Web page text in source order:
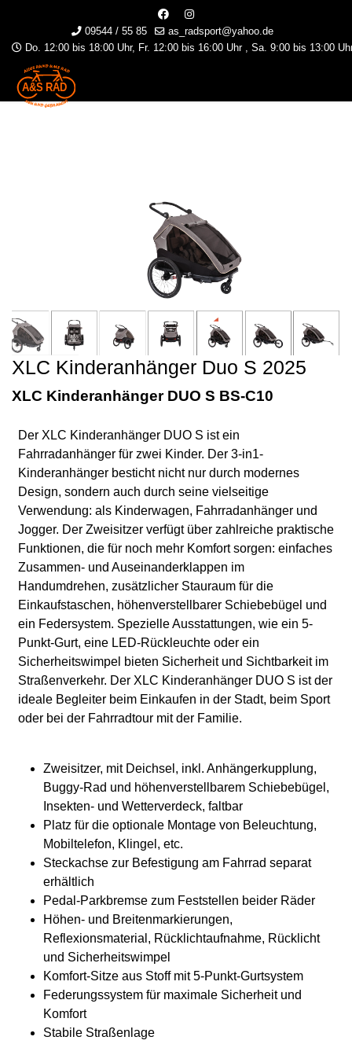
09544 / 55 85
as_radsport@yahoo.de
Do. 12:00 bis 18:00 Uhr, Fr. 12:00 bis 16:00 Uhr , Sa. 9:00 bis 13:00
XLC Kinderanhänger Duo S 2025
XLC Kinderanhänger DUO S BS-C10
Der XLC Kinderanhänger DUO S ist ein
Fahrradanhänger für zwei Kinder. Der 3-in1-
Kinderanhänger besticht nicht nur durch modernes
Design, sondern auch durch seine vielseitige
Verwendung: als Kinderwagen, Fahrradanhänger und
Jogger. Der Zweisitzer verfügt über zahlreiche praktische
Funktionen, die für noch mehr Komfort sorgen: einfaches
Zusammen- und Auseinanderklappen im
Handumdrehen, zusätzlicher Stauraum für die
Einkaufstaschen, höhenverstellbarer Schiebebügel und
ein Federsystem. Spezielle Ausstattungen, wie ein 5-
Punkt-Gurt, eine LED-Rückleuchte oder ein
Sicherheitswimpel bieten Sicherheit und Sichtbarkeit im
Straßenverkehr. Der XLC Kinderanhänger DUO S ist der
ideale Begleiter beim Einkaufen in der Stadt, beim Sport
oder bei der Fahrradtour mit der Familie.
Zweisitzer, mit Deichsel, inkl. Anhängerkupplung,
Buggy-Rad und höhenverstellbarem Schiebebügel,
Insekten- und Wetterverdeck, faltbar
Platz für die optionale Montage von Beleuchtung,
Mobiltelefon, Klingel, etc.
Steckachse zur Befestigung am Fahrrad separat
erhältlich
Pedal-Parkbremse zum Feststellen beider Räder
Höhen- und Breitenmarkierungen,
Reflexionsmaterial, Rücklichtaufnahme, Rücklicht
und Sicherheitswimpel
Komfort-Sitze aus Stoff mit 5-Punkt-Gurtsystem
Federungssystem für maximale Sicherheit und
Komfort
Stabile Straßenlage